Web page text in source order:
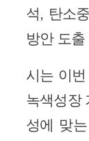
석, 탄소
방안 도
시는 이
녹색성장
성에 맞